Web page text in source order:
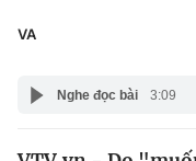
Đời sống
Giáo dục
VA
Nghe đọc bài 3:09